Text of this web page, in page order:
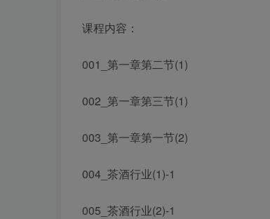
课程内容：
001_第一章第二节(1)
002_第一章第三节(1)
003_第一章第一节(2)
004_茶酒行业(1)-1
005_茶酒行业(2)-1